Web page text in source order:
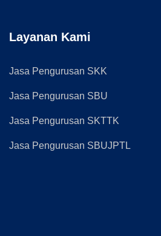
Layanan Kami
Jasa Pengurusan SKK
Jasa Pengurusan SBU
Jasa Pengurusan SKTTK
Jasa Pengurusan SBUJPTL